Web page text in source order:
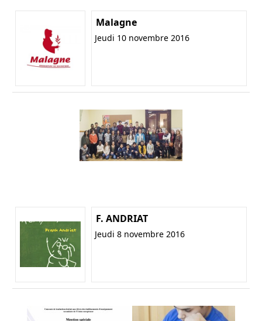
Malagne
Jeudi 10 novembre 2016
F. ANDRIAT
Jeudi 8 novembre 2016